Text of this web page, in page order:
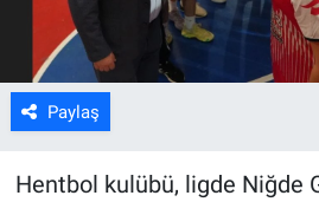
Paylaş
Hentbol kulübü, ligde Niğde